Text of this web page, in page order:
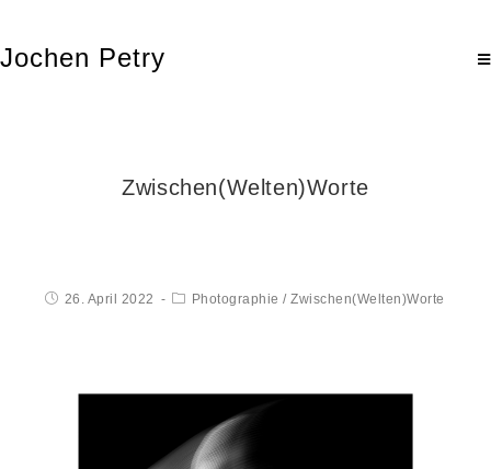
Jochen Petry
Zwischen(Welten)Worte
26. April 2022 Photographie /Zwischen(Welten)Worte